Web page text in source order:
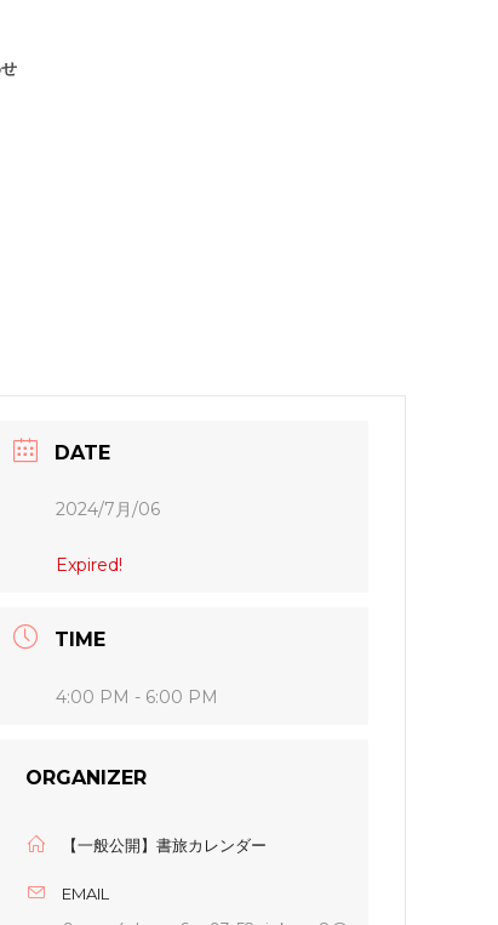
DATE
2024/7月/06
Expired!
TIME
4:00 PM - 6:00 PM
ORGANIZER
【一般公開】書旅カレンダー
EMAIL